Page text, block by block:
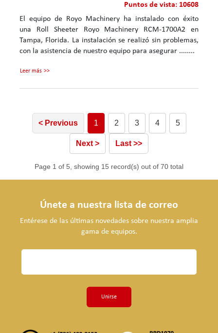
Puntos de vista: 10608
El equipo de Royo Machinery ha instalado con éxito
una Roll Sheeter Royo Machinery RCM-1700A2 en
Tampa, Florida. La instalación se realizó sin problemas,
con la asistencia de nuestro equipo para asegurar ........
Leer más
< Previous 1 2 3 4 5
Next > Last >>
Page 1 of 5, showing 15 record(s) out of 70 total
Únete a nuestra lista de correo
Entérese de las últimas novedades sobre nuestra amplia
gama de equipos.
Unirse